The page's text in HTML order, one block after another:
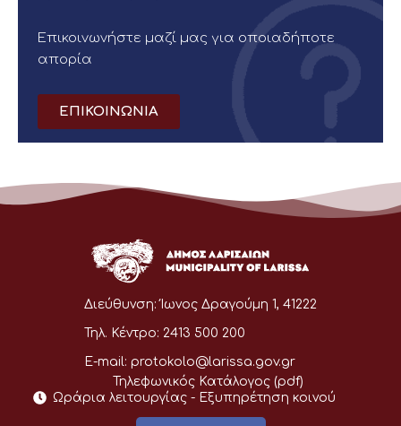
Επικοινωνήστε μαζί μας για οποιαδήποτε
απορία
ΕΠΙΚΟΙΝΩΝΙΑ
Διεύθυνση: Ίωνος Δραγούμη 1, 41222
Τηλ. Κέντρο: 2413 500 200
E-mail: protokolo@larissa.gov.gr
Τηλεφωνικός Κατάλογος (pdf)
Ωράρια λειτουργίας - Eξυπηρέτηση κοινού